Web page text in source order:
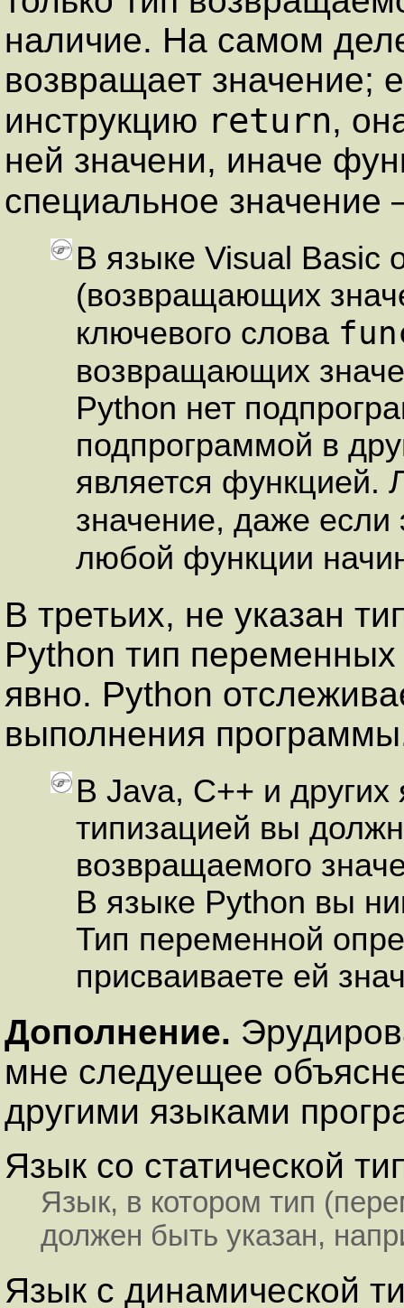
наличие. На самом
возвращает значение;
инструкцию return,
ней значени, иначе
специальное
В языке Visual Basic
(возвращающих
ключевого слова
возвращающих
Python нет
подпрограммой в
является функцией.
значение, даже если
любой функции
В третьих, не указан
Python тип переменных
явно. Python
выполнения
В Java, C++ и других
типизацией вы
возвращаемого
В языке Python вы
Тип переменной
присваиваете ей
Дополнение.
мне следуещее
другими языками
Язык со статической
Язык, в котором тип
должен быть указан,
Язык с динамической